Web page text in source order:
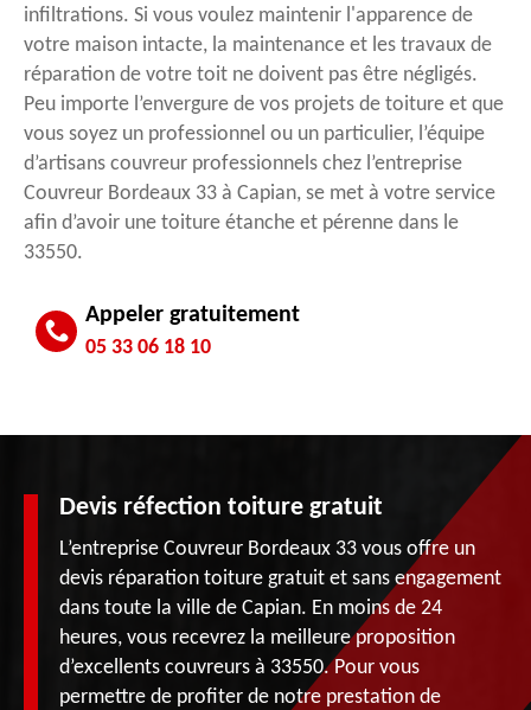
infiltrations. Si vous voulez maintenir l'apparence de
votre maison intacte, la maintenance et les travaux de
réparation de votre toit ne doivent pas être négligés.
Peu importe l’envergure de vos projets de toiture et que
vous soyez un professionnel ou un particulier, l’équipe
d’artisans couvreur professionnels chez l’entreprise
Couvreur Bordeaux 33 à Capian, se met à votre service
afin d’avoir une toiture étanche et pérenne dans le
33550.
Appeler gratuitement
05 33 06 18 10
Devis réfection toiture gratuit
L’entreprise Couvreur Bordeaux 33 vous offre un
devis réparation toiture gratuit et sans engagement
dans toute la ville de Capian. En moins de 24
heures, vous recevrez la meilleure proposition
d’excellents couvreurs à 33550. Pour vous
permettre de profiter de notre prestation de